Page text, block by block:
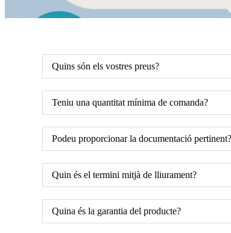
Quins són els vostres preus?
Teniu una quantitat mínima de comanda?
Podeu proporcionar la documentació pertinent?
Quin és el termini mitjà de lliurament?
Quina és la garantia del producte?